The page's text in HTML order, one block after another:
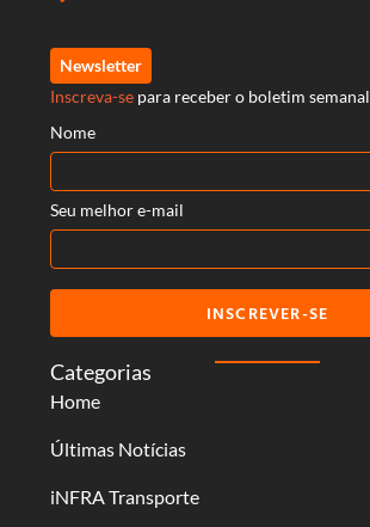
Categorias
Home
Últimas Notícias
iNFRA Transporte
Newsletter
Inscreva-se para receber o boletim semanal
Nome
Seu melhor e-mail
INSCREVER-SE